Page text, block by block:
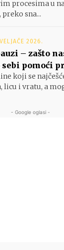
procesima u
sna...
2026.
– zašto
sebi pomoći
koji se
i vratu, a
- Google oglasi -